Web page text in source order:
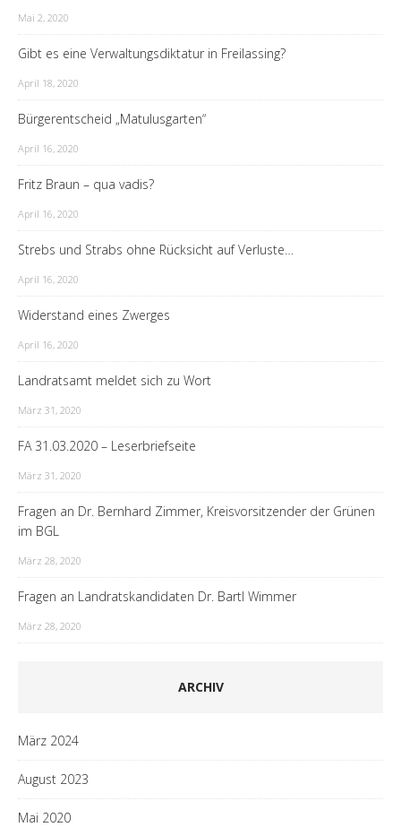
Mai 2, 2020
Gibt es eine Verwaltungsdiktatur in Freilassing?
April 18, 2020
Bürgerentscheid „Matulusgarten“
April 16, 2020
Fritz Braun – qua vadis?
April 16, 2020
Strebs und Strabs ohne Rücksicht auf Verluste…
April 16, 2020
Widerstand eines Zwerges
April 16, 2020
Landratsamt meldet sich zu Wort
März 31, 2020
FA 31.03.2020 – Leserbriefseite
März 31, 2020
Fragen an Dr. Bernhard Zimmer, Kreisvorsitzender der Grünen
im BGL
März 28, 2020
Fragen an Landratskandidaten Dr. Bartl Wimmer
März 28, 2020
ARCHIV
März 2024
August 2023
Mai 2020